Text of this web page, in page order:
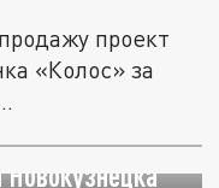
проект
«Колос» за